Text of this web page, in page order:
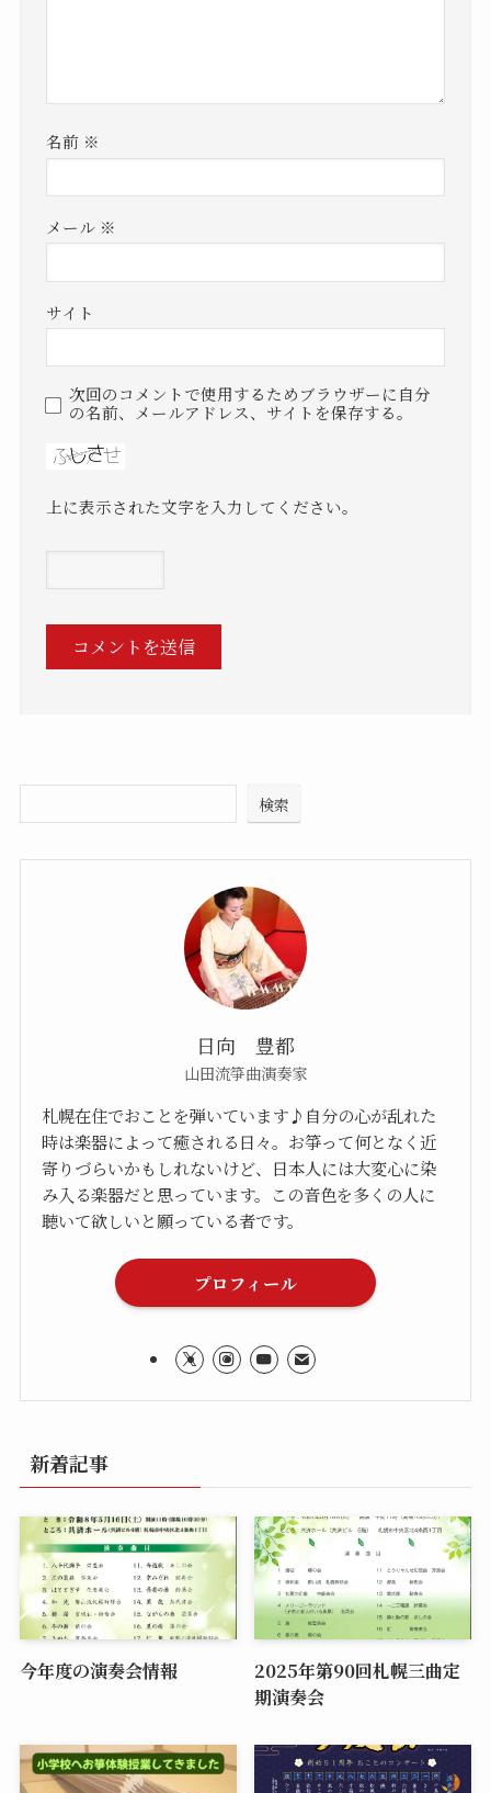
名前 ※
メール ※
サイト
次回のコメントで使用するためブラウザーに自分
の名前、メールアドレス、サイトを保存する。
上に表示された文字を入力してください。
検索
日向 豊都
山田流箏曲演奏家
札幌在住でおことを弾いています♪自分の心が乱れた
時は楽器によって癒される日々。お箏って何となく近
寄りづらいかもしれないけど、日本人には大変心に染
み入る楽器だと思っています。この音色を多くの人に
聴いて欲しいと願っている者です。
プロフィール
新着記事
今年度の演奏会情報
2025年第90回札幌三曲定
期演奏会